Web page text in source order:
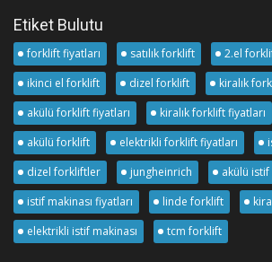
Etiket Bulutu
forklift fiyatları satılık forklift
2.el
ikinci el forklift
dizel forklift
kiralık
akülü forklift fiyatları
kiralık forklift fiyatları
akülü forklift
elektrikli forklift fiyatları
dizel forkliftler
jungheinrich
akülü istif
istif makinası fiyatları
linde forklift
elektrikli istif makinası
tcm forklift